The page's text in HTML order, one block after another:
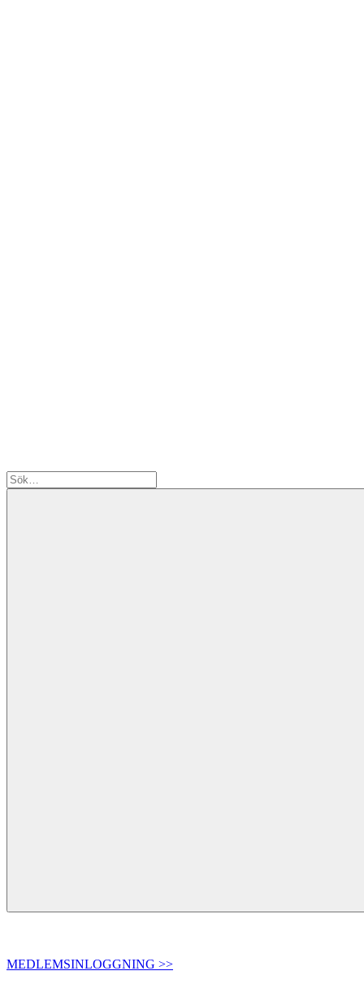
MEDLEMSINLOGGNING >>